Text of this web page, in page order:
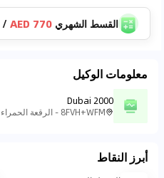
القسط الشهري 770 AED
/
معلومات الوكيل
Dubai 2000
أبرز النقاط